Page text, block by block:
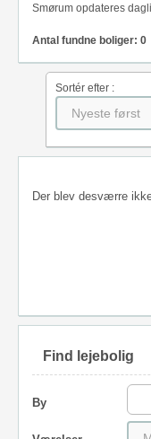
Smørum opdateres
Antal fundne boliger: 0
Sortér efter :
Der blev desværre
Find lejebolig
By